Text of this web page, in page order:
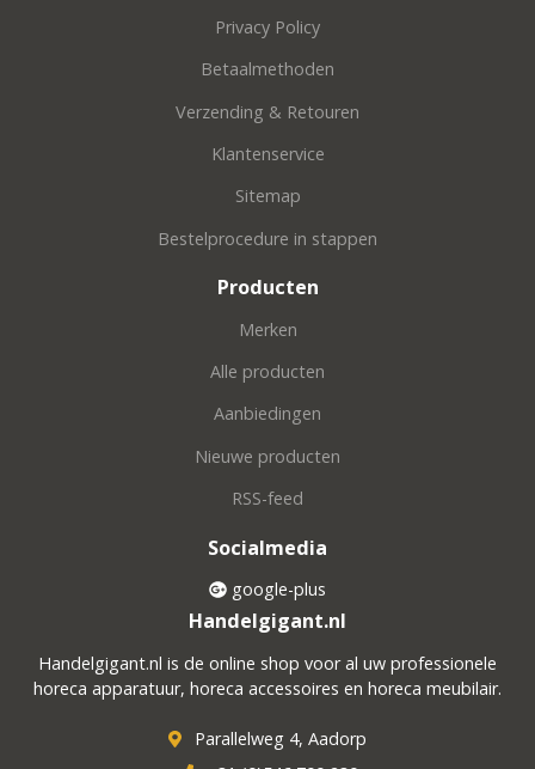
Privacy Policy
Betaalmethoden
Verzending & Retouren
Klantenservice
Sitemap
Bestelprocedure in stappen
Producten
Merken
Alle producten
Aanbiedingen
Nieuwe producten
RSS-feed
Socialmedia
google-plus
Handelgigant.nl
Handelgigant.nl is de online shop voor al uw professionele
horeca apparatuur, horeca accessoires en horeca meubilair.
Parallelweg 4, Aadorp